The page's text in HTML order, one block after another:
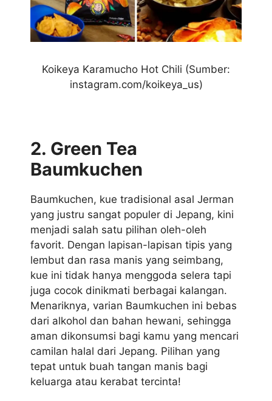
Koikeya Karamucho Hot Chili (Sumber:
instagram.com/koikeya_us)
2. Green Tea
Baumkuchen
Baumkuchen, kue tradisional asal Jerman
yang justru sangat populer di Jepang, kini
menjadi salah satu pilihan oleh-oleh
favorit. Dengan lapisan-lapisan tipis yang
lembut dan rasa manis yang seimbang,
kue ini tidak hanya menggoda selera tapi
juga cocok dinikmati berbagai kalangan.
Menariknya, varian Baumkuchen ini bebas
dari alkohol dan bahan hewani, sehingga
aman dikonsumsi bagi kamu yang mencari
camilan halal dari Jepang. Pilihan yang
tepat untuk buah tangan manis bagi
keluarga atau kerabat tercinta!